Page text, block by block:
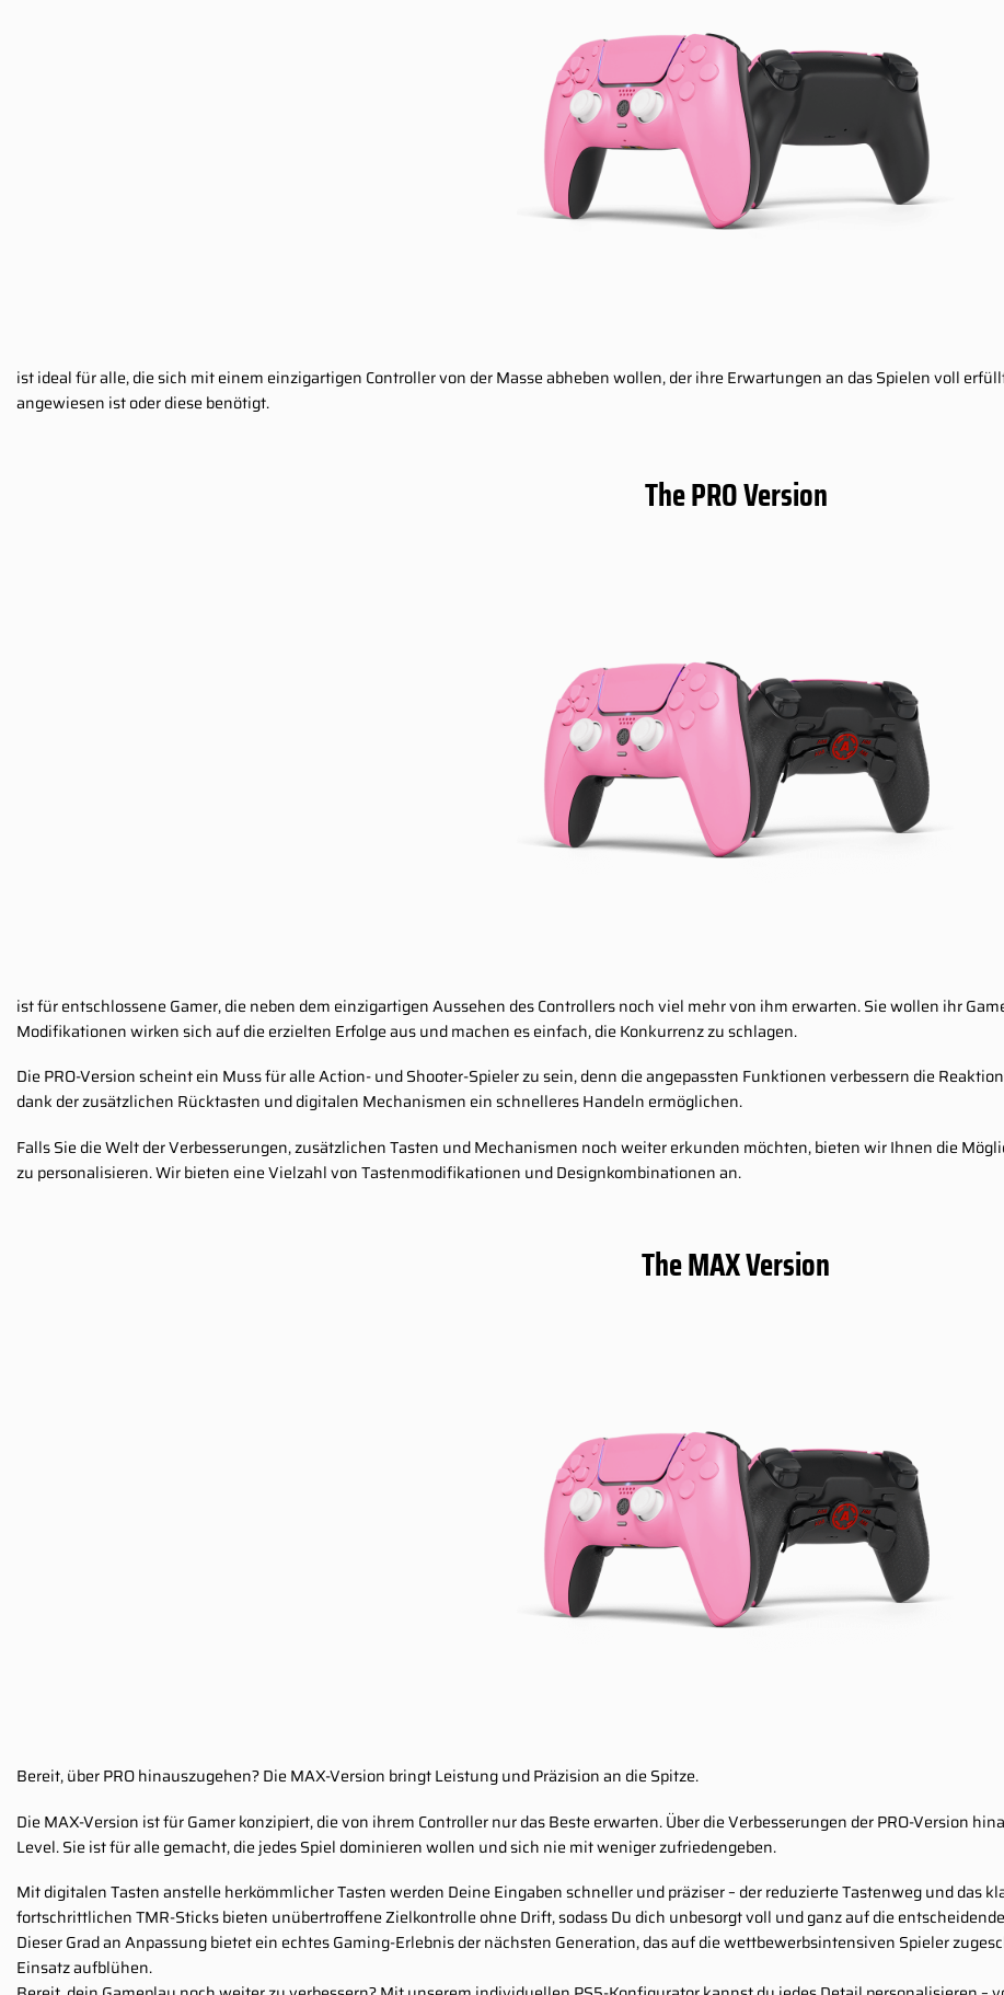
ist ideal für alle, die sich mit einem einzigartigen Controller von der Masse abheben wollen, der ihre Erwartungen an das Spielen voll
angewiesen ist oder diese benötigt.
The PRO Version
ist für entschlossene Gamer, die neben dem einzigartigen Aussehen des Controllers noch viel mehr von ihm erwarten. Sie wollen ihr
Modifikationen wirken sich auf die erzielten Erfolge aus und machen es einfach, die Konkurrenz zu schlagen.
Die PRO-Version scheint ein Muss für alle Action- und Shooter-Spieler zu sein, denn die angepassten Funktionen verbessern die
dank der zusätzlichen Rücktasten und digitalen Mechanismen ein schnelleres Handeln ermöglichen.
Falls Sie die Welt der Verbesserungen, zusätzlichen Tasten und Mechanismen noch weiter erkunden möchten, bieten wir Ihnen die
zu personalisieren. Wir bieten eine Vielzahl von Tastenmodifikationen und Designkombinationen an.
The MAX Version
Bereit, über PRO hinauszugehen? Die MAX-Version bringt Leistung und Präzision an die Spitze.
Die MAX-Version ist für Gamer konzipiert, die von ihrem Controller nur das Beste erwarten. Über die Verbesserungen der PRO-Version
Level. Sie ist für alle gemacht, die jedes Spiel dominieren wollen und sich nie mit weniger zufriedengeben.
Mit digitalen Tasten anstelle herkömmlicher Tasten werden Deine Eingaben schneller und präziser – der reduzierte Tastenweg und das
fortschrittlichen TMR-Sticks bieten unübertroffene Zielkontrolle ohne Drift, sodass Du dich unbesorgt voll und ganz auf die
Dieser Grad an Anpassung bietet ein echtes Gaming-Erlebnis der nächsten Generation, das auf die wettbewerbsintensiven Spieler
Einsatz aufblühen.